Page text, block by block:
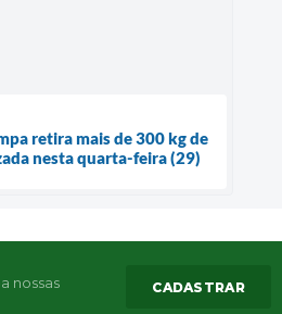
retira mais de 300 kg de
nesta quarta-feira (29)
nossas
CADASTRAR